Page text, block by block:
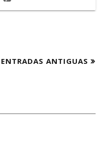
ENTRADAS ANTIGUAS